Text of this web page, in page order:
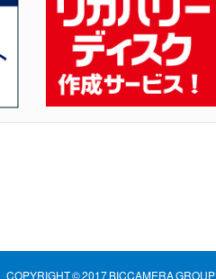
COPYRIGHT © 2017 BICCAMERA GROUP